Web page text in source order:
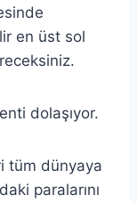
en üst sol
dolaşıyor.
tüm dünyaya
paralarını